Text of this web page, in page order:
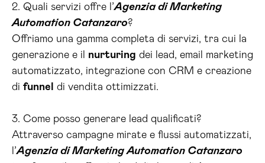
2. Quali servizi offre l’Agenzia di Marketing
Automation Catanzaro?
Offriamo una gamma completa di servizi, tra cui la
generazione e il nurturing dei lead, email marketing
automatizzato, integrazione con CRM e creazione
di funnel di vendita ottimizzati.
3. Come posso generare lead qualificati?
Attraverso campagne mirate e flussi automatizzati,
l’Agenzia di Marketing Automation Catanzaro